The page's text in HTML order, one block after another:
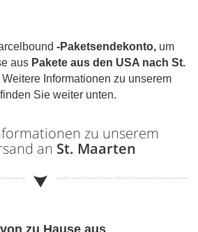
-Paketsendekonto, um
aus Pakete aus den USA nach St.
Weitere Informationen zu unserem
finden Sie weiter unten.
zu unserem
an St. Maarten
zu Hause aus